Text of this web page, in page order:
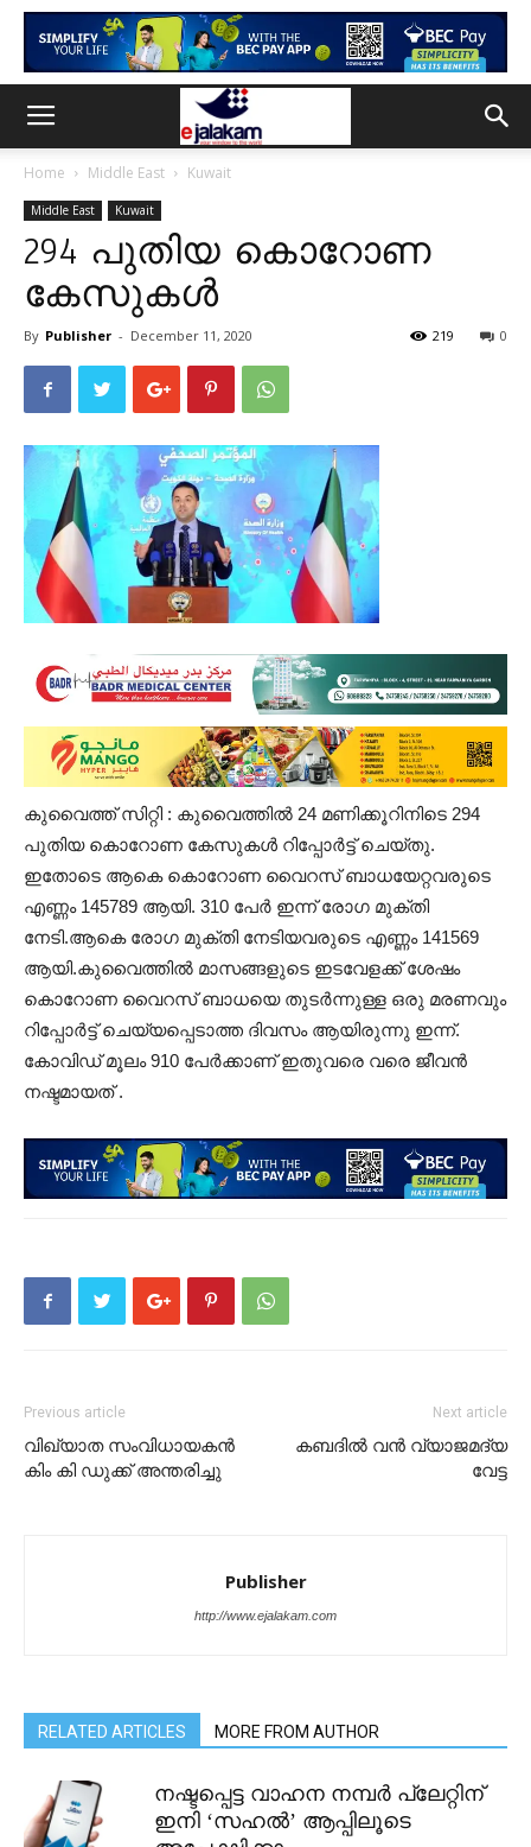
Home Middle East Kuwait
Middle East Kuwait
294 പുതിയ കൊറോണ
കേസുകൾ
By Publisher - December 11, 2020 0
219
കുവൈത്ത്‌ സിറ്റി : കുവൈത്തിൽ 24 മണിക്കൂറിനിടെ 294
പുതിയ കൊറോണ കേസുകൾ റിപ്പോർട്ട് ചെയ്തു.
ഇതോടെ ആകെ കൊറോണ വൈറസ്‌ ബാധയേറ്റവരുടെ
എണ്ണം 145789 ആയി. 310 പേർ ഇന്ന് രോഗ മുക്തി
നേടി.ആകെ രോഗ മുക്തി നേടിയവരുടെ എണ്ണം 141569
ആയി.കുവൈത്തിൽ മാസങ്ങളുടെ ഇടവേളക്ക് ശേഷം
കൊറോണ വൈറസ്‌ ബാധയെ തുടർന്നുള്ള ഒരു മരണവും
റിപ്പോർട്ട് ചെയ്യപ്പെടാത്ത ദിവസം ആയിരുന്നു ഇന്ന്.
കോവിഡ് മൂലം 910 പേർക്കാണ് ഇതുവരെ വരെ ജീവൻ
നഷ്ടമായത് .
Previous article
വിഖ്യാത സംവിധായകൻ
കിം കി ഡുക്ക് അന്തരിച്ചു
Next article
കബദിൽ വൻ വ്യാജമദ്യ
വേട്ട
Publisher
http://www.ejalakam.com
RELATED ARTICLES MORE FROM AUTHOR
നഷ്ടപ്പെട്ട വാഹന നമ്പർ പ്ലേറ്റിന്
ഇനി ‘സഹൽ’ ആപ്പിലൂടെ